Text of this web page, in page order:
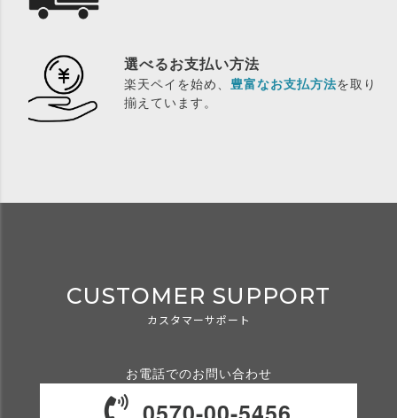
選べるお支払い方法
楽天ペイを始め、 豊富なお支払方法を取り
揃えています。
CUSTOMER SUPPORT
カスタマーサポート
お電話でのお問い合わせ